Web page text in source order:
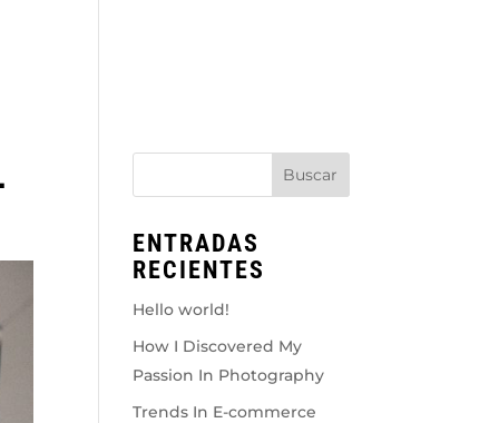
ENTRADAS
RECIENTES
Hello world!
How I Discovered My
Passion In Photography
Trends In E-commerce